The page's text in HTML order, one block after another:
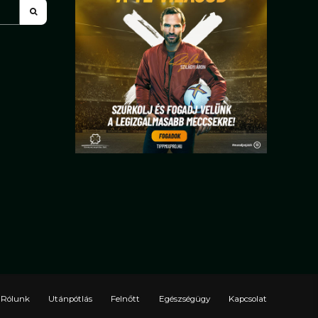
Rólunk Utánpótlás Felnőtt Egészségügy Kapcsolat